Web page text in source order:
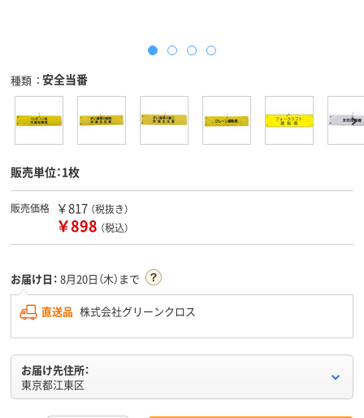
種類 安全当番
販売単位：1枚
販売価格 ￥817 （税抜き）
￥898 （税込）
お届け日： 8月20日（木）まで
直送品 株式会社グリーンクロス
お届け先住所：
東京都江東区